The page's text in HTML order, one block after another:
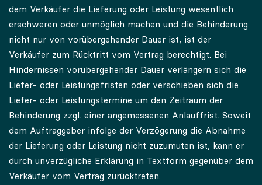
dem Verkäufer die Lieferung oder Leistung wesentlich
erschweren oder unmöglich machen und die Behinderung
nicht nur von vorübergehender Dauer ist, ist der
Verkäufer zum Rücktritt vom Vertrag berechtigt. Bei
Hindernissen vorübergehender Dauer verlängern sich die
Liefer- oder Leistungsfristen oder verschieben sich die
Liefer- oder Leistungstermine um den Zeitraum der
Behinderung zzgl. einer angemessenen Anlauffrist. Soweit
dem Auftraggeber infolge der Verzögerung die Abnahme
der Lieferung oder Leistung nicht zuzumuten ist, kann er
durch unverzügliche Erklärung in Textform gegenüber dem
Verkäufer vom Vertrag zurücktreten.